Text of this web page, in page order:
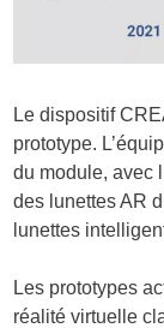
Le dispositif
prototype.
du module, avec
des lunettes AR
lunettes
Les prototypes
réalité virtuelle